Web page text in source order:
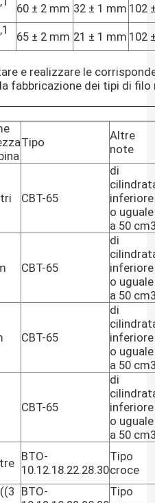
60 ± 2 mm 32 ± 1 mm 102
65 ± 2 mm 21 ± 1 mm 102
e realizzare le
fabbricazione dei tipi di filo
Tipo
Altre
note
CBT-65
di
inferiore
o uguale
a 50
CBT-65
di
inferiore
o uguale
a 50
CBT-65
di
inferiore
o uguale
a 50
CBT-65
di
inferiore
o uguale
a 50
BTO-
10.12.18.22.28.30
Tipo
croce
BTO-
Tipo